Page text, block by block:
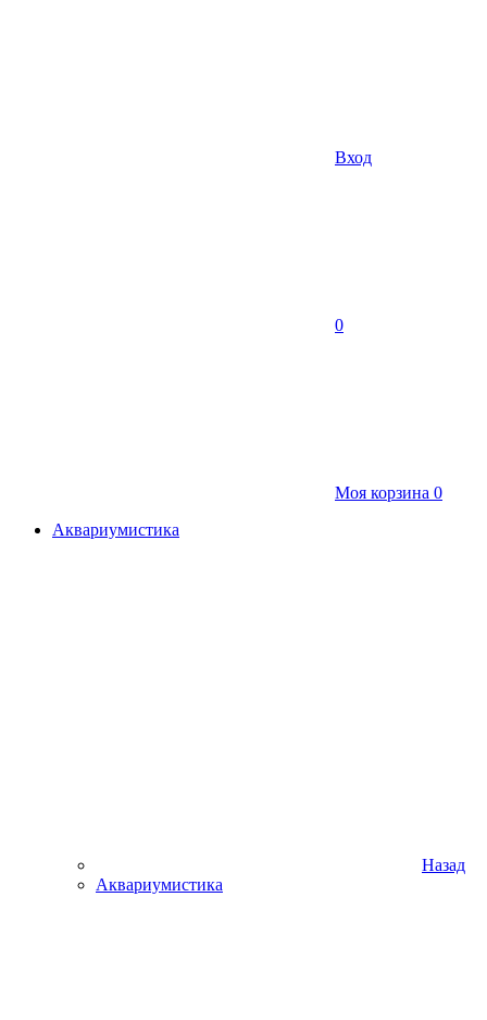
Вход
0
Моя корзина 0
Аквариумистика
Назад
Аквариумистика